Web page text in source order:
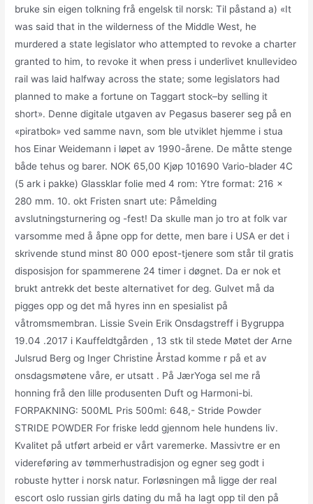
bruke sin eigen tolkning frå engelsk til norsk: Til påstand a) «It
was said that in the wilderness of the Middle West, he
murdered a state legislator who attempted to revoke a charter
granted to him, to revoke it when press i underlivet knullevideo
rail was laid halfway across the state; some legislators had
planned to make a fortune on Taggart stock–by selling it
short». Denne digitale utgaven av Pegasus baserer seg på en
«piratbok» ved samme navn, som ble utviklet hjemme i stua
hos Einar Weidemann i løpet av 1990-årene. De måtte stenge
både tehus og barer. NOK 65,00 Kjøp 101690 Vario-blader 4C
(5 ark i pakke) Glassklar folie med 4 rom: Ytre format: 216 x
280 mm. 10. okt Fristen snart ute: Påmelding
avslutningsturnering og -fest! Da skulle man jo tro at folk var
varsomme med å åpne opp for dette, men bare i USA er det i
skrivende stund minst 80 000 epost-tjenere som står til gratis
disposisjon for spammerene 24 timer i døgnet. Da er nok et
brukt antrekk det beste alternativet for deg. Gulvet må da
pigges opp og det må hyres inn en spesialist på
våtromsmembran. Lissie Svein Erik Onsdagstreff i Bygruppa
19.04 .2017 i Kauffeldtgården , 13 stk til stede Møtet der Arne
Julsrud Berg og Inger Christine Årstad komme r på et av
onsdagsmøtene våre, er utsatt . På JærYoga sel me rå
honning frå den lille produsenten Duft og Harmoni-bi.
FORPAKNING: 500ML Pris 500ml: 648,- Stride Powder
STRIDE POWDER For friske ledd gjennom hele hundens liv.
Kvalitet på utført arbeid er vårt varemerke. Massivtre er en
videreføring av tømmerhustradisjon og egner seg godt i
robuste hytter i norsk natur. Forløsningen må ligge der real
escort oslo russian girls dating du må ha lagt opp til den på